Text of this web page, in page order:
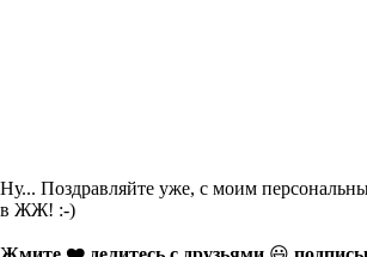
Ну... Поздравляйте уже, с моим
в ЖЖ! :-)